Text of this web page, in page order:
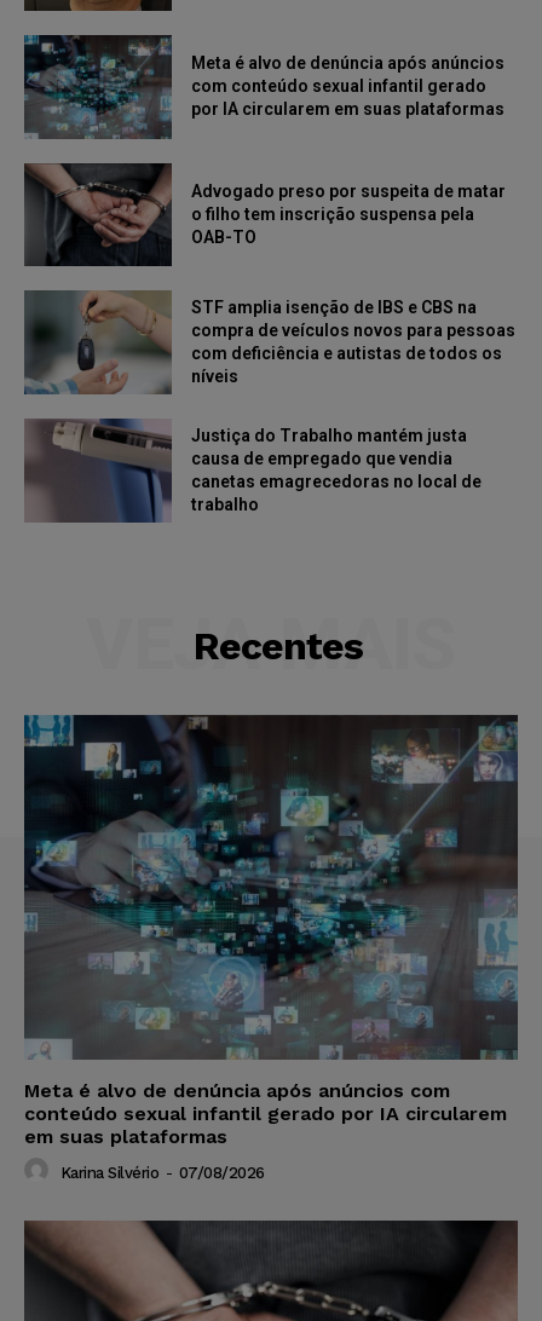
Meta é alvo de denúncia após anúncios
com conteúdo sexual infantil gerado
por IA circularem em suas plataformas
Advogado preso por suspeita de matar
o filho tem inscrição suspensa pela
OAB-TO
STF amplia isenção de IBS e CBS na
compra de veículos novos para pessoas
com deficiência e autistas de todos os
níveis
Justiça do Trabalho mantém justa
causa de empregado que vendia
canetas emagrecedoras no local de
trabalho
Recentes
VEJA MAIS
Meta é alvo de denúncia após anúncios com
conteúdo sexual infantil gerado por IA circularem
em suas plataformas
Karina Silvério - 07/08/2026